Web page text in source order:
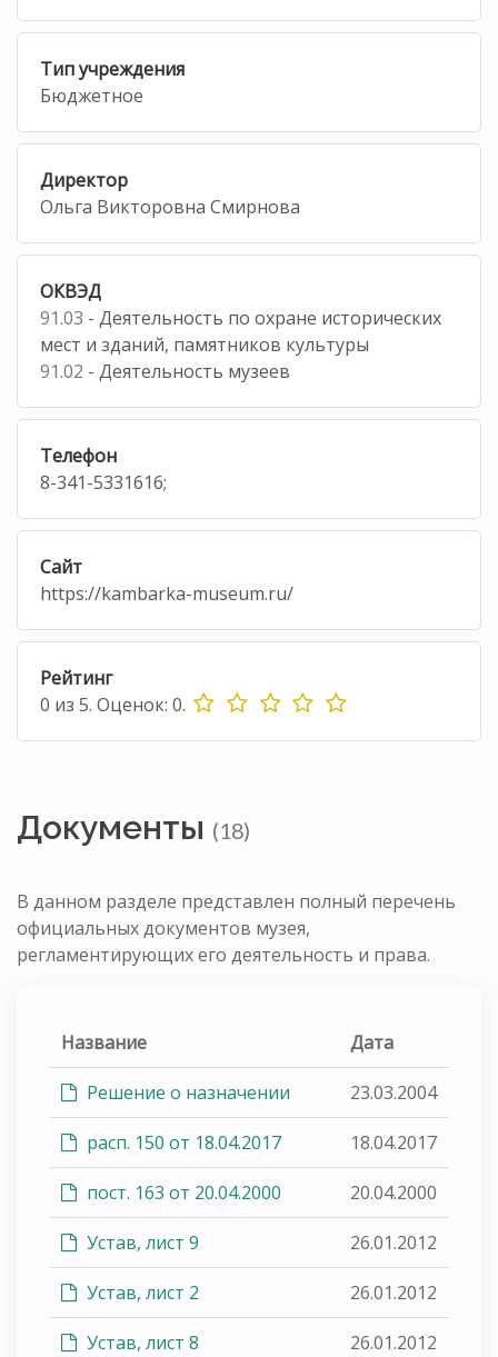
Тип учреждения
Бюджетное
Директор
Ольга Викторовна Смирнова
ОКВЭД
91.03 - Деятельность по охране исторических
мест и зданий, памятников культуры
91.02 - Деятельность музеев
Телефон
8-341-5331616;
Сайт
https://kambarka-museum.ru/
Рейтинг
0 из 5. Оценок: 0.
Документы (18)
В данном разделе представлен полный перечень
официальных документов музея,
регламентирующих его деятельность и права.
Название Дата
Решение о назначении 23.03.2004
расп. 150 от 18.04.2017 18.04.2017
пост. 163 от 20.04.2000 20.04.2000
Устав, лист 9 26.01.2012
Устав, лист 2 26.01.2012
Устав, лист 8 26.01.2012